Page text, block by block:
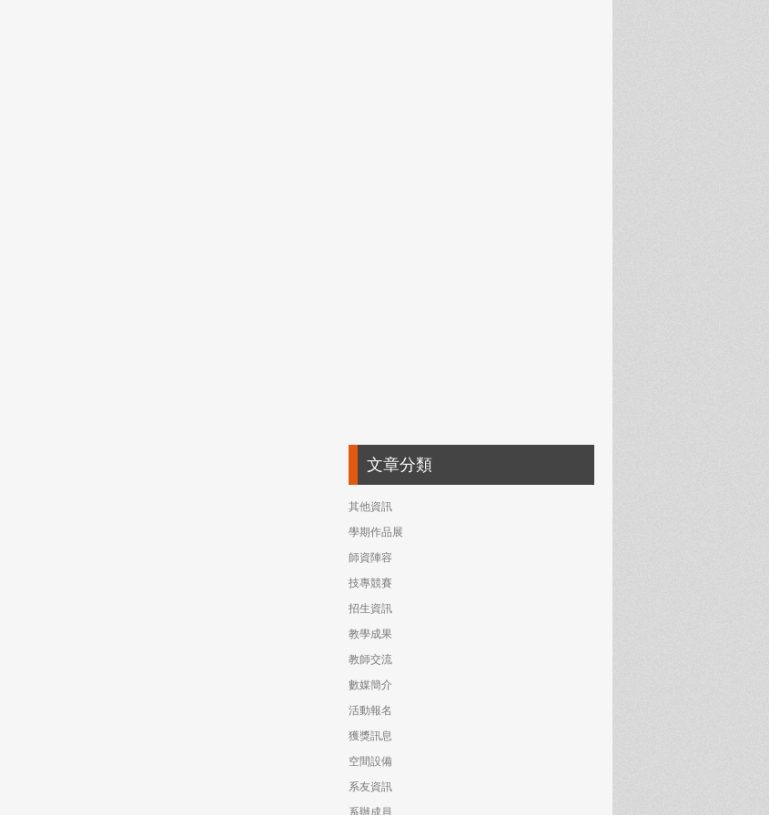
文章分類
其他資訊
學期作品展
師資陣容
技專競賽
招生資訊
教學成果
教師交流
數媒簡介
活動報名
獲獎訊息
空間設備
系友資訊
系辦成員